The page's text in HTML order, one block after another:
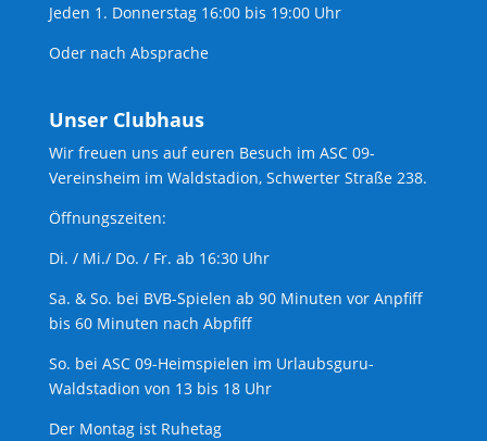
Jeden 1. Donnerstag 16:00 bis 19:00 Uhr
Oder nach Absprache
Unser Clubhaus
Wir freuen uns auf euren Besuch im ASC 09-
Vereinsheim im Waldstadion, Schwerter Straße 238.
Öffnungszeiten:
Di. / Mi./ Do. / Fr. ab 16:30 Uhr
Sa. & So. bei BVB-Spielen ab 90 Minuten vor Anpfiff
bis 60 Minuten nach Abpfiff
So. bei ASC 09-Heimspielen im Urlaubsguru-
Waldstadion von 13 bis 18 Uhr
Der Montag ist Ruhetag